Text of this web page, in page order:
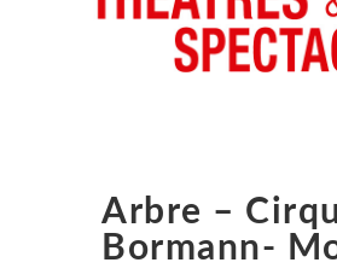
Arbre –
Bormann-